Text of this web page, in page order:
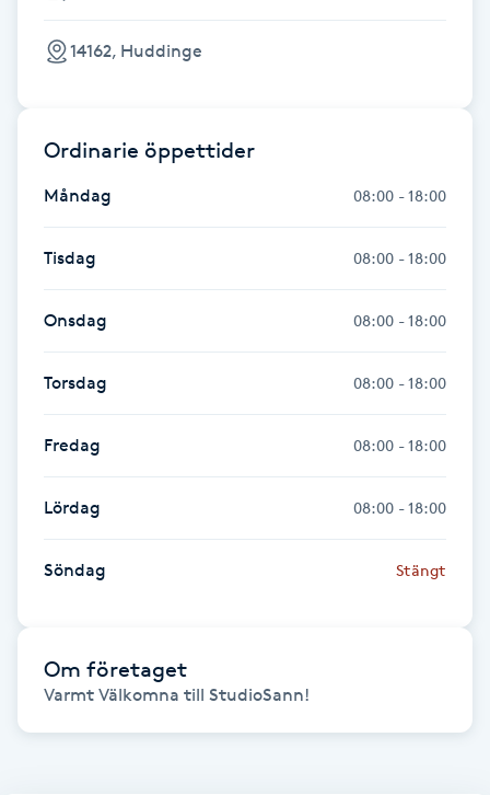
Fotvård
Fransförlängning Megavolym
Fransförlängning Volym
Fransk manikyr
Frekvensterapi
14162, Huddinge
Ordinarie öppettider
Måndag 08:00 - 18:00
Tisdag 08:00 - 18:00
Onsdag 08:00 - 18:00
Torsdag 08:00 - 18:00
Fredag 08:00 - 18:00
Lördag 08:00 - 18:00
Söndag Stängt
Om företaget